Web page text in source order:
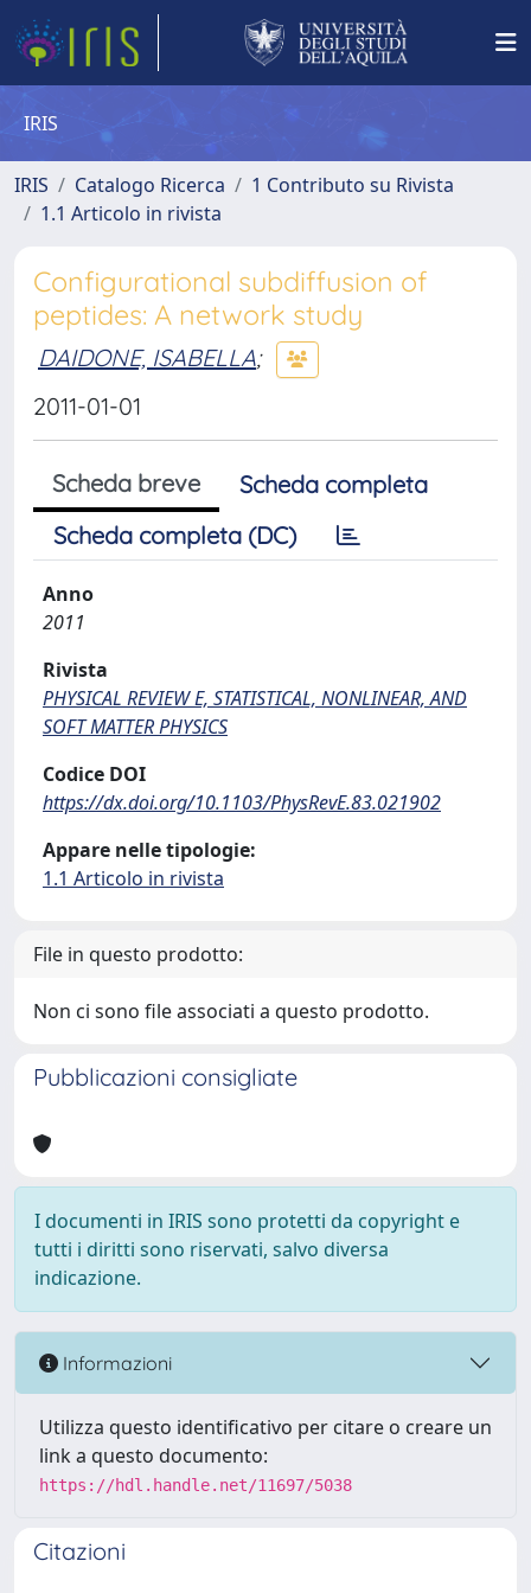
IRIS
IRIS Catalogo Ricerca
1 Contributo su Rivista
1.1 Articolo in rivista
Configurational subdiffusion of
peptides: A network study
DAIDONE, ISABELLA;
2011-01-01
Scheda breve
Scheda completa
Scheda completa (DC)
Anno
2011
Rivista
PHYSICAL REVIEW E, STATISTICAL, NONLINEAR, AND
SOFT MATTER PHYSICS
Codice DOI
https://dx.doi.org/10.1103/PhysRevE.83.021902
Appare nelle tipologie:
1.1 Articolo in rivista
File in questo prodotto:
Non ci sono file associati a questo prodotto.
Pubblicazioni consigliate
I documenti in IRIS sono protetti da copyright e
tutti i diritti sono riservati, salvo diversa
indicazione.
Informazioni
Utilizza questo identificativo per citare o creare un
link a questo documento:
https://hdl.handle.net/11697/5038
Citazioni